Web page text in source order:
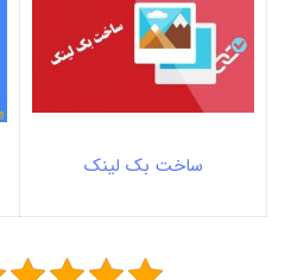
ساخت بک لینک